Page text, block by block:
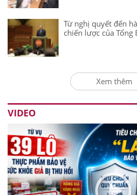
Từ nghị quyết đến
chiến lược của Tổng
Xem thêm
VIDEO